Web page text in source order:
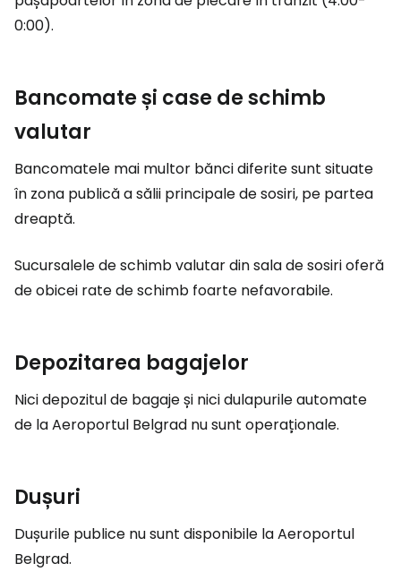
0:00).
Bancomate și case de schimb
valutar
Bancomatele mai multor bănci diferite sunt situate
în zona publică a sălii principale de sosiri, pe partea
dreaptă.
Sucursalele de schimb valutar din sala de sosiri oferă
de obicei rate de schimb foarte nefavorabile.
Depozitarea bagajelor
Nici depozitul de bagaje și nici dulapurile automate
de la Aeroportul Belgrad nu sunt operaționale.
Dușuri
Dușurile publice nu sunt disponibile la Aeroportul
Belgrad.